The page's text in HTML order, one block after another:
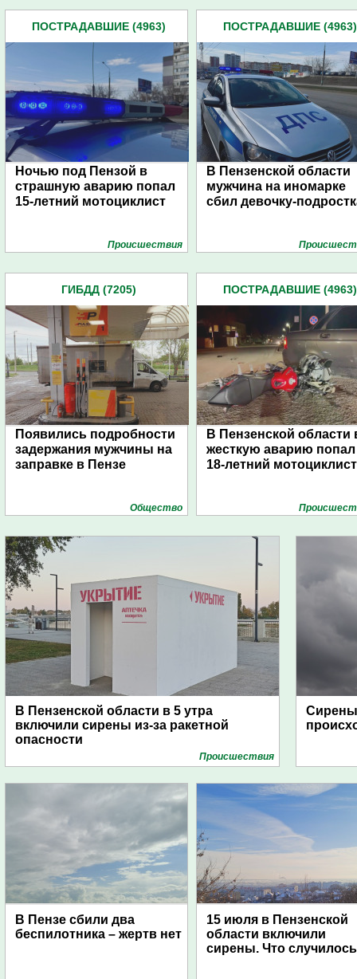
ПОСТРАДАВШИЕ (4963)
Ночью под Пензой в
страшную аварию попал
15-летний мотоциклист
Проиcшествия
ПОСТРАДАВШИЕ (4963)
В Пензенской области
мужчина на иномарке
сбил девочку-
ГИБДД (7205)
Появились подробности
задержания мужчины на
заправке в Пензе
Общество
ПОСТРАДАВШИЕ (4963)
В Пензенской области
жесткую аварию попал
18-летний мотоциклист
В Пензенской области в 5 утра
включили сирены из-за ракетной
опасности
Проиcшествия
Сирены
В Пензе сбили два
беспилотника – жертв нет
15 июля в Пензенской
области включили
сирены. Что